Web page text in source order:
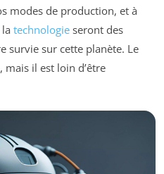
modes de production, et à
technologie seront des
survie sur cette planète. Le
mais il est loin d’être